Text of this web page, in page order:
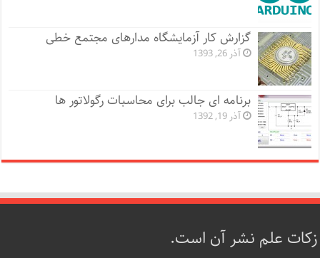
گزارش کار آزمایشگاه مدارهای مجتمع خطی
آذر 26, 1393
برنامه ای جالب برای محاسبات رگولاتور ها
آذر 19, 1392
زکات علم نشر آن است.